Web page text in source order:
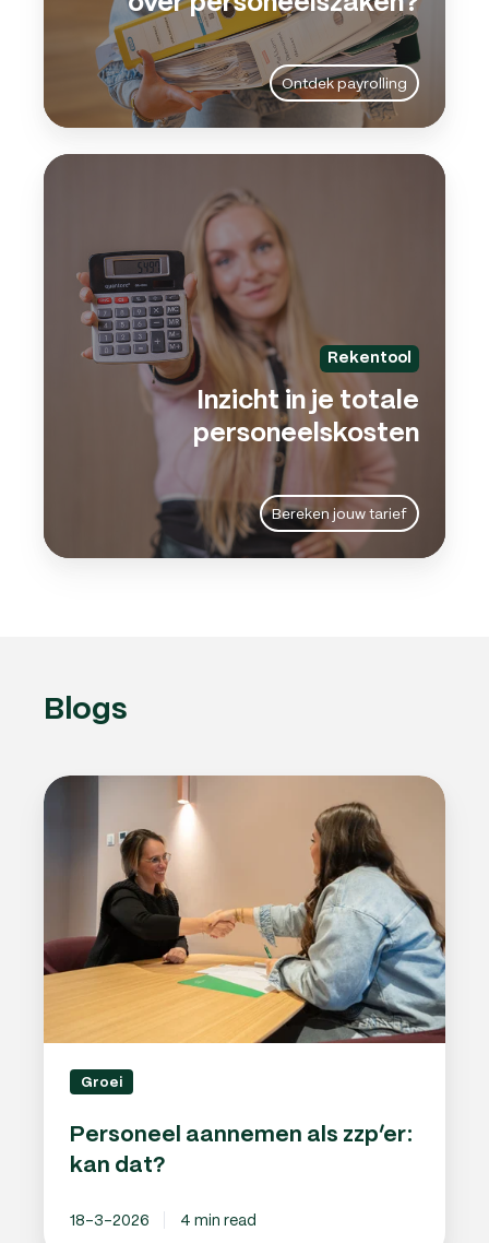
Ontdek payrolling
Rekentool
Inzicht in je totale
personeelskosten
Bereken jouw tarief
Blogs
Personeel
zzp’er:
Groei
Personeel aannemen als zzp’er:
kan dat?
18-3-2026 4 min read